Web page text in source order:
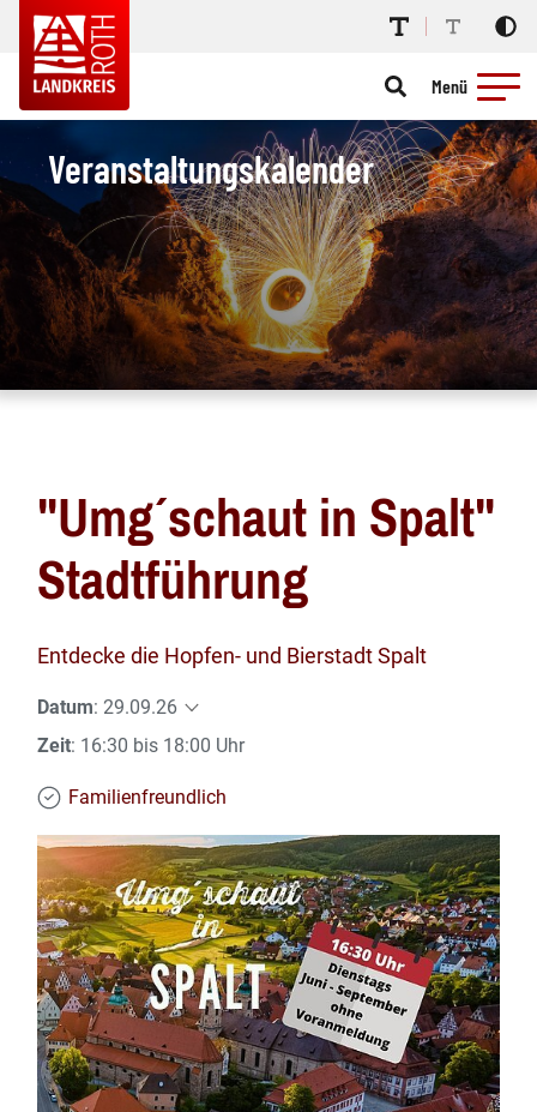
Menü
Veranstaltungskalender